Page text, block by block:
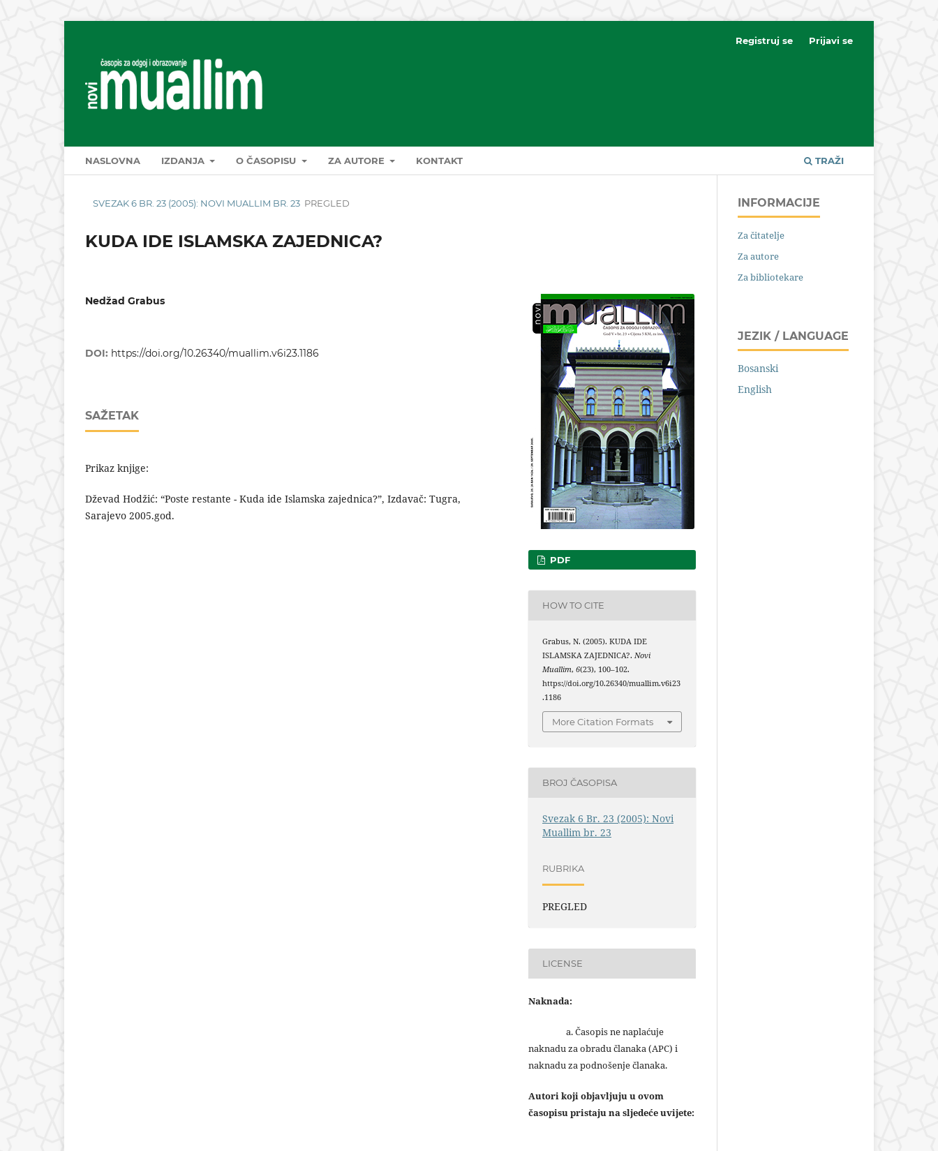
NASLOVNA IZDANJA O ČASOPISU ZA AUTORE KONTAKT TRAŽI
Registruj se Prijavi se
SVEZAK 6 BR. 23 (2005): NOVI MUALLIM BR. 23 PREGLED
KUDA IDE ISLAMSKA ZAJEDNICA?
Nedžad Grabus
DOI: https://doi.org/10.26340/muallim.v6i23.1186
SAŽETAK
Prikaz knjige:
Dževad Hodžić: “Poste restante - Kuda ide Islamska zajednica?”, Izdavač: Tugra,
Sarajevo 2005.god.
PDF
HOW TO CITE
Grabus, N. (2005). KUDA IDE
ISLAMSKA ZAJEDNICA?.Novi
Muallim,6(23), 100–102.
https://doi.org/10.26340/muallim.v6i23
.1186
More Citation Formats
BROJ ČASOPISA
Svezak 6 Br. 23 (2005): Novi
Muallim br. 23
RUBRIKA
PREGLED
LICENSE
Naknada:
a. Časopis ne naplaćuje
naknadu za obradu članaka (APC) i
naknadu za podnošenje članaka.
Autori koji objavljuju u ovom
časopisu pristaju na sljedeće uvijete:
INFORMACIJE
Za čitatelje
Za autore
Za bibliotekare
JEZIK / LANGUAGE
Bosanski
English